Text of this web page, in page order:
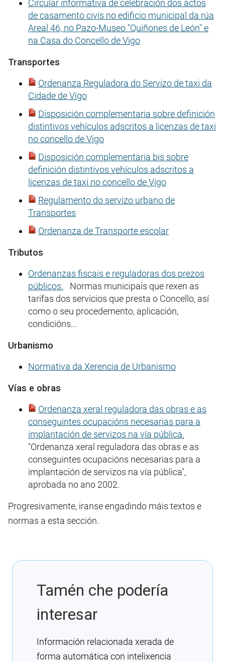
Circular informativa de celebración dos actos
de casamento civís no edificio municipal da rúa
Areal 46, no Pazo-Museo "Quiñones de León" e
na Casa do Concello de Vigo
Transportes
Ordenanza Reguladora do Servizo de taxi da
Cidade de Vigo
Disposición complementaria sobre definición
distintivos vehículos adscritos a licenzas de taxi
no concello de Vigo
Disposición complementaria bis sobre
definición distintivos vehículos adscritos a
licenzas de taxi no concello de Vigo
Regulamento do servizo urbano de
Transportes
Ordenanza de Transporte escolar
Tributos
Ordenanzas fiscais e reguladoras dos prezos
públicos.
Normas municipais que rexen as
tarifas dos servicios que presta o Concello, así
como o seu procedemento, aplicación,
condicións...
Urbanismo
Normativa da Xerencia de Urbanismo
Vías e obras
Ordenanza xeral reguladora das obras e as
conseguintes ocupacións necesarias para a
implantación de servizos na vía pública.
"Ordenanza xeral reguladora das obras e as
conseguintes ocupacións necesarias para a
implantación de servizos na vía pública",
aprobada no ano 2002.
Progresivamente, iranse engadindo máis textos e
normas a esta sección.
Tamén che podería
interesar
Información relacionada xerada de
forma automática con intelixencia